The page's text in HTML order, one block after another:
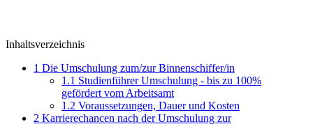
Inhaltsverzeichnis
1 Die Umschulung zum/zur Binnenschiffer/in
1.1 Studienführer Umschulung - bis zu 100%
gefördert vom Arbeitsamt
1.2 Voraussetzungen, Dauer und Kosten
2 Karrierechancen nach der Umschulung zur